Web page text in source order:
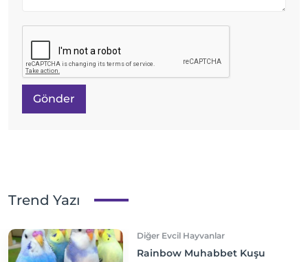
Gönder
Trend Yazı
Diğer Evcil Hayvanlar
Rainbow Muhabbet Kuşu